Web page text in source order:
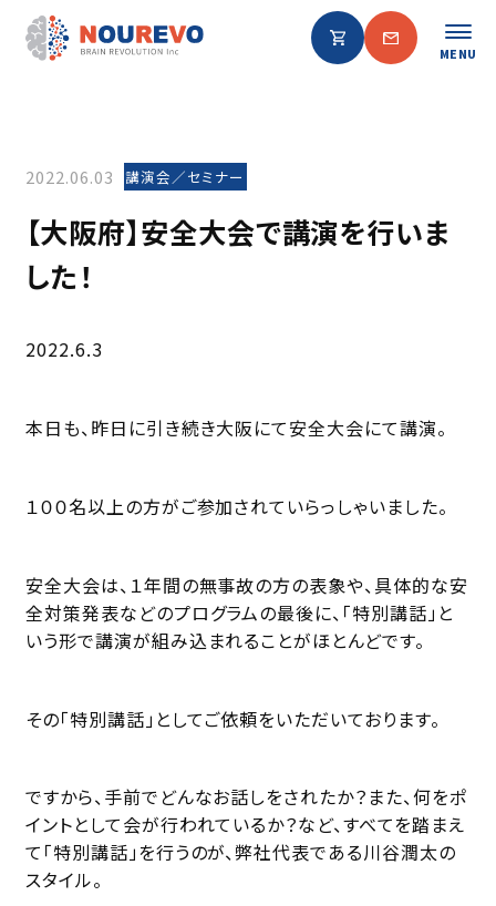
MENU
2022.06.03 講演会／セミナー
【大阪府】安全大会で講演を行いま
した！
2022.6.3
本日も、昨日に引き続き大阪にて安全大会にて講演。
１００名以上の方がご参加されていらっしゃいました。
安全大会は、１年間の無事故の方の表象や、具体的な安
全対策発表などのプログラムの最後に、「特別講話」と
いう形で講演が組み込まれることがほとんどです。
その「特別講話」としてご依頼をいただいております。
ですから、手前でどんなお話しをされたか？また、何をポ
イントとして会が行われているか？など、すべてを踏まえ
て「特別講話」を行うのが、弊社代表である川谷潤太の
スタイル。